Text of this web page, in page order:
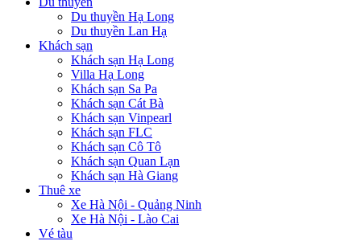
Du thuyền Hạ Long
Du thuyền Lan Hạ
Khách sạn
Khách sạn Hạ Long
Villa Hạ Long
Khách sạn Sa Pa
Khách sạn Cát Bà
Khách sạn Vinpearl
Khách sạn FLC
Khách sạn Cô Tô
Khách sạn Quan Lạn
Khách sạn Hà Giang
Thuê xe
Xe Hà Nội - Quảng Ninh
Xe Hà Nội - Lào Cai
Vé tàu